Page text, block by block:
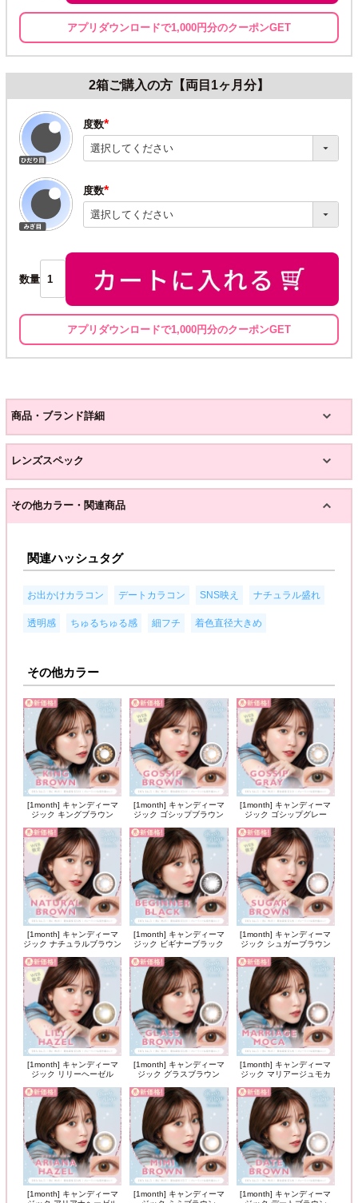
アプリダウンロードで1,000円分のクーポンGET
2箱ご購入の方【両目1ヶ月分】
度数
(必
須)
度数
(必
須)
数量
アプリダウンロードで1,000円分のクーポンGET
商品・ブランド詳細
レンズスペック
その他カラー・関連商品
関連ハッシュタグ
お出かけカラコン デートカラコン SNS映え ナチュラル盛れ
透明感 ちゅるちゅる感 細フチ 着色直径大きめ
その他カラー
[1month] キャンディーマ
ジック キングブラウン
[1month] キャンディーマ
ジック ゴシップブラウン
[1month] キャンディーマ
ジック ゴシップグレー
[1month] キャンディーマ
ジック ナチュラルブラウン
[1month] キャンディーマ
ジック ビギナーブラック
[1month] キャンディーマ
ジック シュガーブラウン
[1month] キャンディーマ
ジック リリーヘーゼル
[1month] キャンディーマ
ジック グラスブラウン
[1month] キャンディーマ
ジック マリアージュモカ
[1month] キャンディーマ
[1month] キャンディーマ
[1month] キャンディーマ